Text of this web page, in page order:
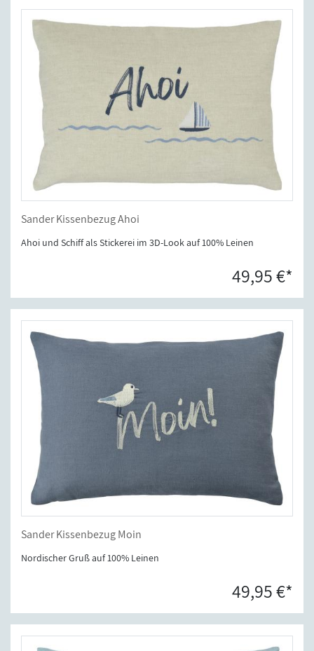
Sander Kissenbezug Ahoi
Ahoi und Schiff als Stickerei im 3D-Look auf 100% Leinen
49,95 €*
Sander Kissenbezug Moin
Nordischer Gruß auf 100% Leinen
49,95 €*